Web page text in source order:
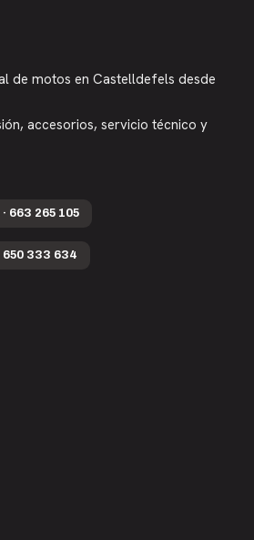
de motos en Castelldefels desde
accesorios, servicio técnico y
663 265 105
650 333 634